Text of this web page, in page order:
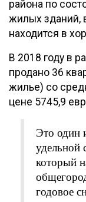
района по
жилых зданий,
находится в
В 2018 году в
продано 36
жилье) со
цене 5745,9
Это один
удельной
который
годовое